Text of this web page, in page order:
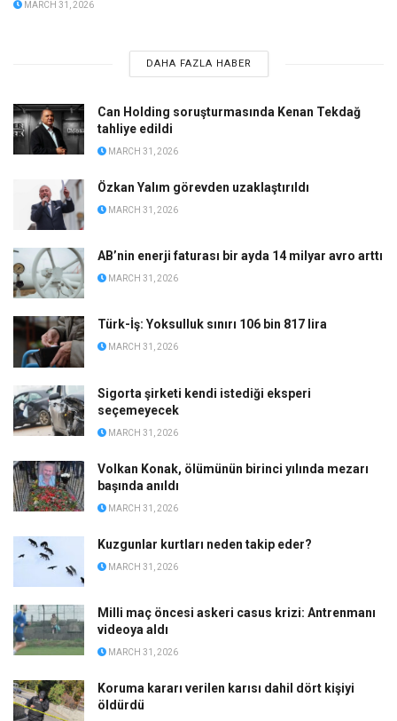
MARCH 31, 2026
DAHA FAZLA HABER
Can Holding soruşturmasında Kenan Tekdağ
tahliye edildi
MARCH 31, 2026
Özkan Yalım görevden uzaklaştırıldı
MARCH 31, 2026
AB’nin enerji faturası bir ayda 14 milyar avro arttı
MARCH 31, 2026
Türk-İş: Yoksulluk sınırı 106 bin 817 lira
MARCH 31, 2026
Sigorta şirketi kendi istediği eksperi
seçemeyecek
MARCH 31, 2026
Volkan Konak, ölümünün birinci yılında mezarı
başında anıldı
MARCH 31, 2026
Kuzgunlar kurtları neden takip eder?
MARCH 31, 2026
Milli maç öncesi askeri casus krizi: Antrenmanı
videoya aldı
MARCH 31, 2026
Koruma kararı verilen karısı dahil dört kişiyi
öldürdü